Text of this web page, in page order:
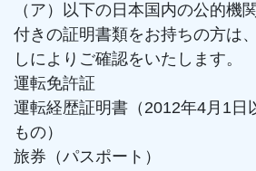
（ア）以下の日本国内の公的機
付きの証明書類をお持ちの方は
しによりご確認をいたします。
運転免許証
運転経歴証明書（2012年4月1日
もの）
旅券（パスポート）